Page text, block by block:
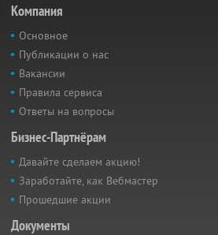
Компания
Основное
Публикации о нас
Вакансии
Правила сервиса
Ответы на вопросы
Бизнес-Партнёрам
Давайте сделаем акцию!
Заработайте, как Вебмастер
Прошедшие акции
Документы